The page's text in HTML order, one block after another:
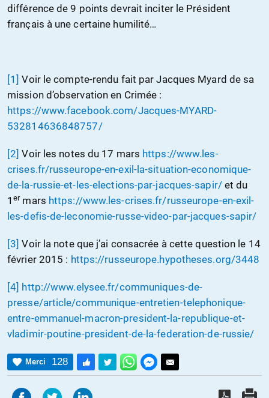
différence de 9 points devrait inciter le Président
français à une certaine humilité…
[1] Voir le compte-rendu fait par Jacques Myard de sa
mission d’observation en Crimée :
https://www.facebook.com/Jacques-MYARD-
532814636848757/
[2] Voir les notes du 17 mars https://www.les-
crises.fr/russeurope-en-exil-la-situation-economique-
de-la-russie-et-les-elections-par-jacques-sapir/et du
1ermars https://www.les-crises.fr/russeurope-en-exil-
les-defis-de-leconomie-russe-video-par-jacques-sapir/
[3] Voir la note que j’ai consacrée à cette question le 14
février 2015 : https://russeurope.hypotheses.org/3448
[4] http://www.elysee.fr/communiques-de-
presse/article/communique-entretien-telephonique-
entre-emmanuel-macron-president-la-republique-et-
vladimir-poutine-president-de-la-federation-de-russie/
Merci 128